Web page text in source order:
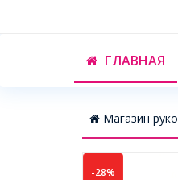
ГЛАВНАЯ
Магазин
-28%